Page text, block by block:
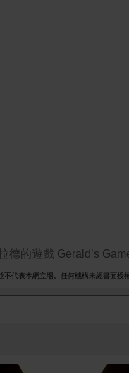
德的遊戲 Gerald’s
代表本網立場。任何機構未經書面授